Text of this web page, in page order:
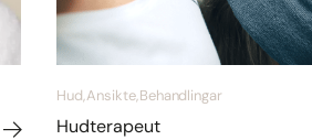
Hud, Ansikte, Behandlingar
Hudterapeut